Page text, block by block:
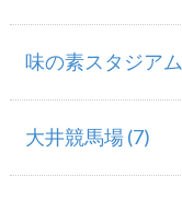
味の素スタジアム
大井競馬場(7)